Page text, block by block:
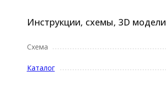
Инструкции, схемы, 3D модели
Схема
Каталог